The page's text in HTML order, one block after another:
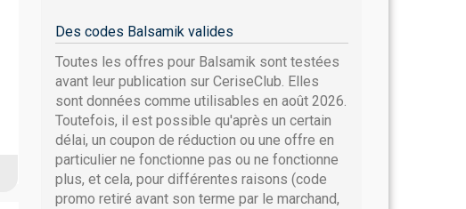
Des codes Balsamik valides
Toutes les offres pour Balsamik sont testées
avant leur publication sur CeriseClub. Elles
sont données comme utilisables en août 2026.
Toutefois, il est possible qu'après un certain
délai, un coupon de réduction ou une offre en
particulier ne fonctionne pas ou ne fonctionne
plus, et cela, pour différentes raisons (code
promo retiré avant son terme par le marchand,